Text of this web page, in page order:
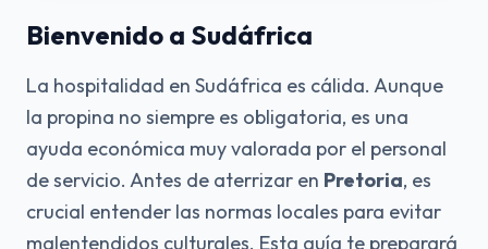
Bienvenido a Sudáfrica
La hospitalidad en Sudáfrica es cálida. Aunque
la propina no siempre es obligatoria, es una
ayuda económica muy valorada por el personal
de servicio. Antes de aterrizar en Pretoria, es
crucial entender las normas locales para evitar
malentendidos culturales. Esta guía te preparará